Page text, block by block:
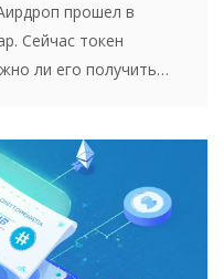
прошел в
Сейчас токен
ли его получить